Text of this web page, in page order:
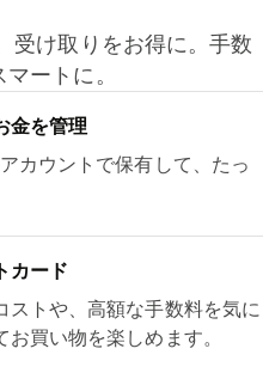
受け取りをお得に。手数
ートに。
金を管理
カウントで保有して、たっ
カード
ストや、高額な手数料を気に
買い物を楽しめます。